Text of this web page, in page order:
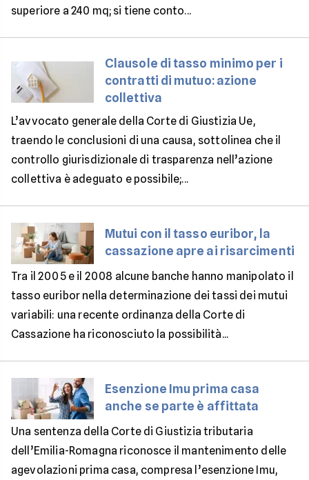
superiore a 240 mq; si tiene conto...
Clausole di tasso minimo per i
contratti di mutuo: azione
collettiva
L’avvocato generale della Corte di Giustizia Ue,
traendo le conclusioni di una causa, sottolinea che il
controllo giurisdizionale di trasparenza nell’azione
collettiva è adeguato e possibile;...
Mutui con il tasso euribor, la
cassazione apre ai risarcimenti
Tra il 2005 e il 2008 alcune banche hanno manipolato il
tasso euribor nella determinazione dei tassi dei mutui
variabili: una recente ordinanza della Corte di
Cassazione ha riconosciuto la possibilità...
Esenzione Imu prima casa
anche se parte è affittata
Una sentenza della Corte di Giustizia tributaria
dell’Emilia-Romagna riconosce il mantenimento delle
agevolazioni prima casa, compresa l’esenzione Imu,